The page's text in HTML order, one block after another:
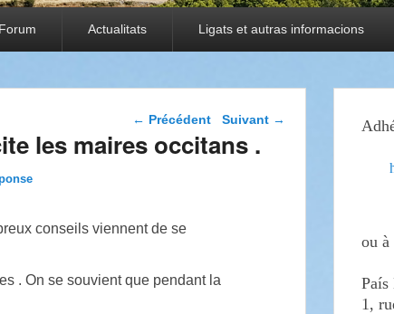
Actualitats Ligats et autras informacions
Navigation dans les
← Précédent Suivant →
les maires occitans .
conseils viennent de se
. On se souvient que pendant la
ou à
País
1,